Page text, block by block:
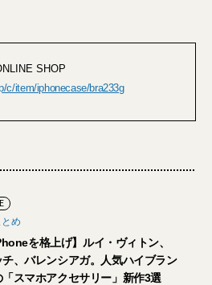
SHOP
c/item/iphonecase/bra233g
とめ
を格上げ】ルイ・ヴィトン、
チ、バレンシアガ。人気ハイブラン
「スマホアクセサリー」新作3選